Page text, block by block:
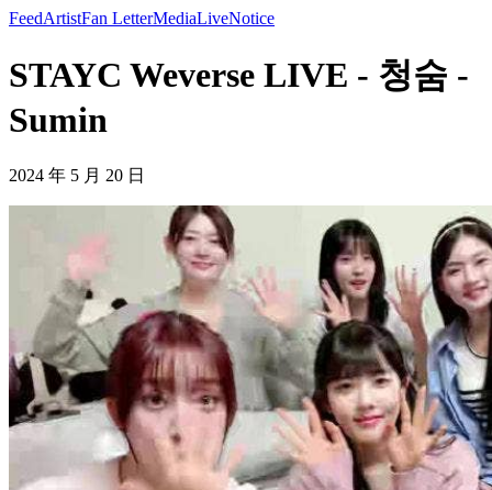
FeedArtistFan LetterMediaLiveNotice
STAYC Weverse LIVE - 청숨 -
Sumin
2024 年 5 月 20 日